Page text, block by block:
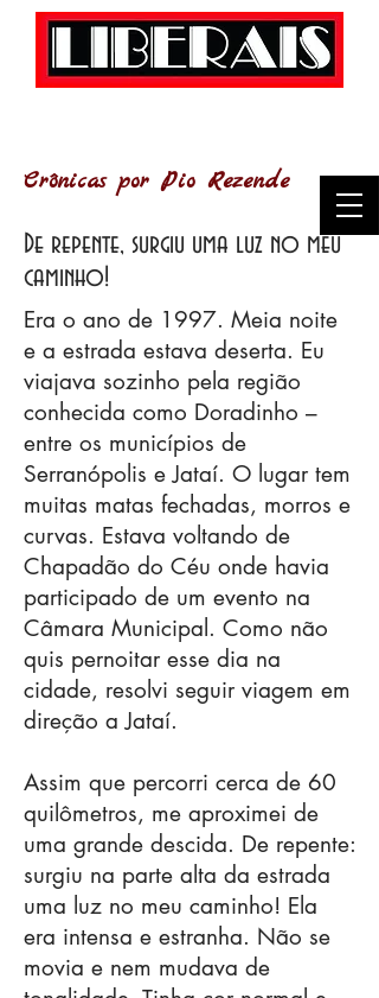
Crônicas por Pio Rezende
De repente, surgiu uma luz no meu
caminho!
Era o ano de 1997. Meia noite
e a estrada estava deserta. Eu
viajava sozinho pela região
conhecida como Doradinho –
entre os municípios de
Serranópolis e Jataí. O lugar tem
muitas matas fechadas, morros e
curvas. Estava voltando de
Chapadão do Céu onde havia
participado de um evento na
Câmara Municipal. Como não
quis pernoitar esse dia na
cidade, resolvi seguir viagem em
direção a Jataí.
Assim que percorri cerca de 60
quilômetros, me aproximei de
uma grande descida. De repente:
surgiu na parte alta da estrada
uma luz no meu caminho! Ela
era intensa e estranha. Não se
movia e nem mudava de